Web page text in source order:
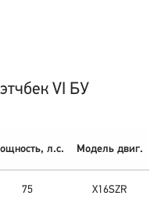
VI БУ
л.с. Модель двиг.
75 X16SZR